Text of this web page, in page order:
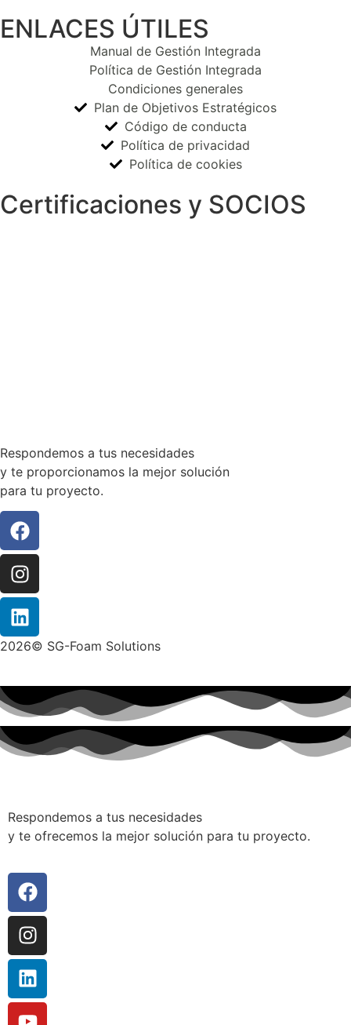
ENLACES ÚTILES
Manual de Gestión Integrada
Política de Gestión Integrada
Condiciones generales
Plan de Objetivos Estratégicos
Código de conducta
Política de privacidad
Política de cookies
Certificaciones y SOCIOS
Respondemos a tus necesidades
y te proporcionamos la mejor solución
para tu proyecto.
2026© SG-Foam Solutions
Respondemos a tus necesidades
y te ofrecemos la mejor solución para tu proyecto.